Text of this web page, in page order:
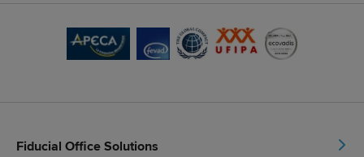
Fiducial Office Solutions